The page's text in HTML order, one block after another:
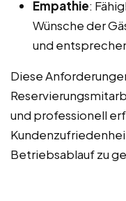
Empathie:
Wünsche der
und
Diese
und professionell
Betriebsablauf zu